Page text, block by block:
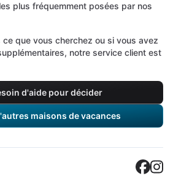
plus fréquemment posées par nos
que vous cherchez ou si vous avez
notre service client est
d'aide pour décider
maisons de vacances